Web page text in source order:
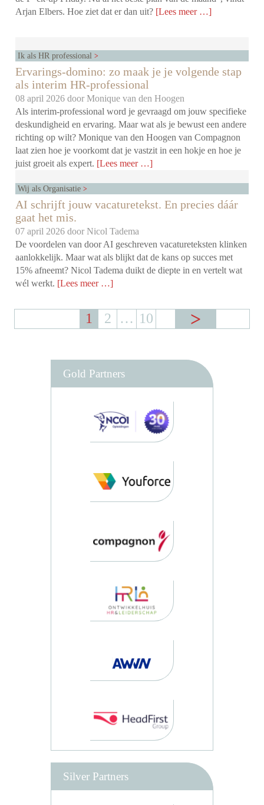
Arjan Elbers. Hoe ziet dat er dan uit? [Lees meer …]
Ik als HR professional
Ervarings-domino: zo maak je je volgende stap
als interim HR-professional
08 april 2026 doorMonique van den Hoogen
Als interim-professional word je gevraagd om jouw specifieke
deskundigheid en ervaring. Maar wat als je bewust een andere
richting op wilt? Monique van den Hoogen van Compagnon
laat zien hoe je voorkomt dat je vastzit in een hokje en hoe je
juist groeit als expert. [Lees meer …]
Wij als Organisatie
AI schrijft jouw vacaturetekst. En precies dáár
gaat het mis.
07 april 2026 doorNicol Tadema
De voordelen van door AI geschreven vacatureteksten klinken
aanlokkelijk. Maar wat als blijkt dat de kans op succes met
15% afneemt? Nicol Tadema duikt de diepte in en vertelt wat
wél werkt. [Lees meer …]
1 2 … 10
Gold Partners
Silver Partners